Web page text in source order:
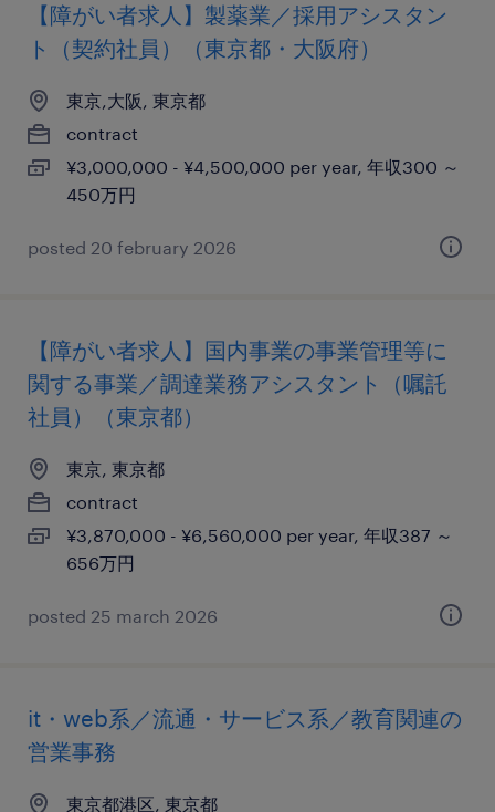
【障がい者求人】製薬業／採用アシスタン
ト（契約社員）（東京都・大阪府）
東京,大阪, 東京都
contract
¥3,000,000 - ¥4,500,000 per year, 年収300 ～
450万円
posted 20 february 2026
【障がい者求人】国内事業の事業管理等に
関する事業／調達業務アシスタント（嘱託
社員）（東京都）
東京, 東京都
contract
¥3,870,000 - ¥6,560,000 per year, 年収387 ～
656万円
posted 25 march 2026
it・web系／流通・サービス系／教育関連の
営業事務
東京都港区, 東京都